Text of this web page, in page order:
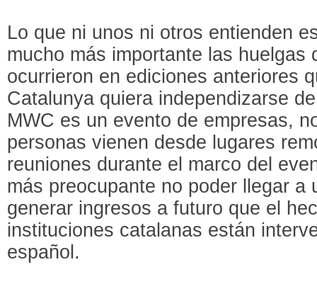
Lo que ni unos ni otros entienden
mucho más importante las huelgas
ocurrieron en ediciones anteriores
Catalunya quiera independizarse
MWC es un evento de empresas,
personas vienen desde lugares
reuniones durante el marco del
más preocupante no poder llegar a
generar ingresos a futuro que el
instituciones catalanas están
español.